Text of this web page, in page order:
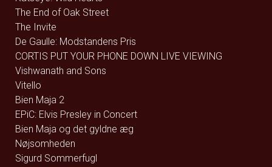
The End of Oak Street
The Invite
De Gaulle: Modstandens Pris
CORTIS PUT YOUR PHONE DOWN LIVE VIEWING
Vishwanath and Sons
Vitello
Bien Maja 2
EPiC: Elvis Presley in Concert
Bien Maja og det gyldne æg
Nøjsomheden
Sigurd Sommerfugl